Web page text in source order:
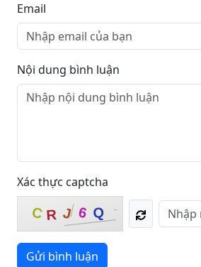
Email
Nội dung bình luận
Xác thực captcha
C R J 6 Q
Gửi bình luận